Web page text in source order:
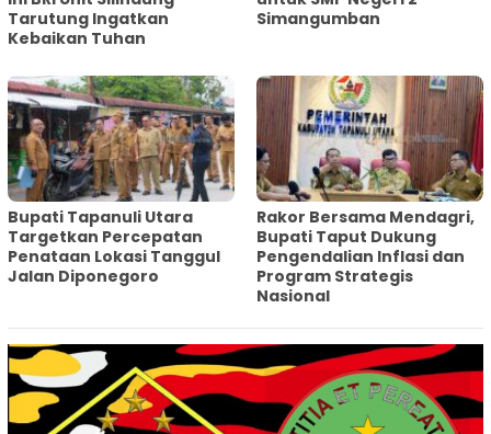
Tarutung Ingatkan
Kebaikan Tuhan
Simangumban
‎Bupati Tapanuli Utara
Targetkan Percepatan
Penataan Lokasi Tanggul
Jalan Diponegoro
Rakor Bersama Mendagri,
Bupati Taput Dukung
Pengendalian Inflasi dan
Program Strategis
Nasional‎